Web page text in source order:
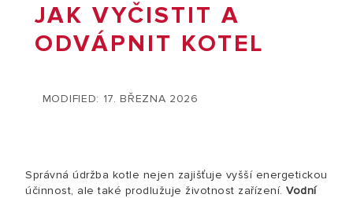
JAK VYČISTIT A
ODVÁPNIT KOTEL
MODIFIED: 17. BŘEZNA 2026
Správná údržba kotle nejen zajišťuje vyšší energetickou
účinnost, ale také prodlužuje životnost zařízení. Vodní